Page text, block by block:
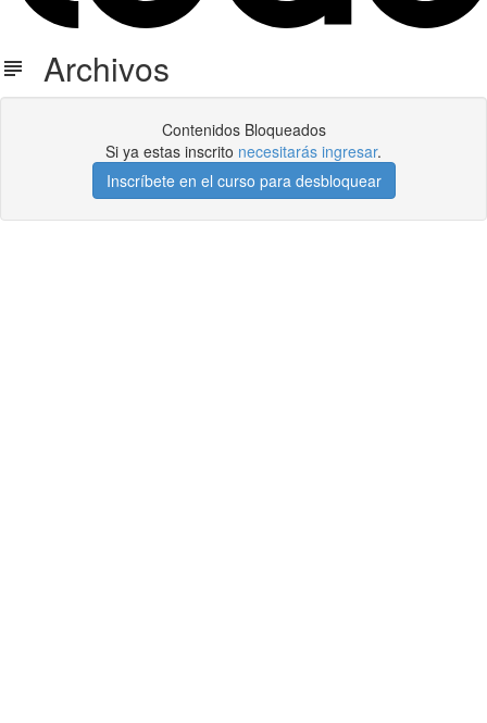
Archivos
Contenidos Bloqueados
Si ya estas inscrito necesitarás ingresar.
Inscríbete en el curso para desbloquear